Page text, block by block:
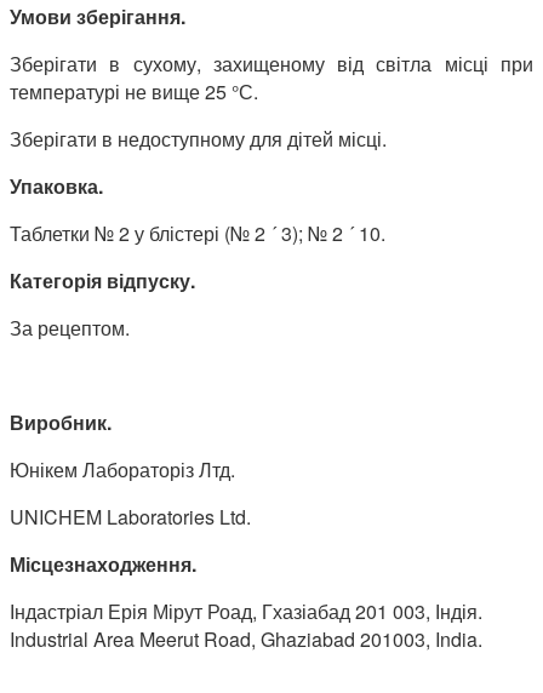
Умови зберігання.
Зберігати в сухому, захищеному від світла місці при
температурі не вище 25 °С.
Зберігати в недоступному для дітей місці.
Упаковка.
Таблетки № 2 у блістері (№ 2 ´ 3); № 2 ´ 10.
Категорія відпуску.
За рецептом.
Виробник.
Юнікем Лабораторіз Лтд.
UNICHEM Laboratories Ltd.
Місцезнаходження.
Індастріал Ерія Мірут Роад, Гхазіабад 201 003, Індія.
Industrial Area Meerut Road, Ghaziabad 201003, India.